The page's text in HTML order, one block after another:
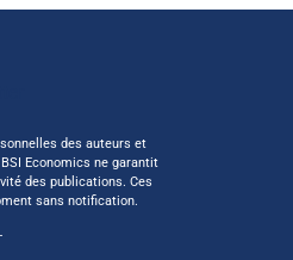
des auteurs et
Economics ne garantit
des publications. Ces
sans notification.